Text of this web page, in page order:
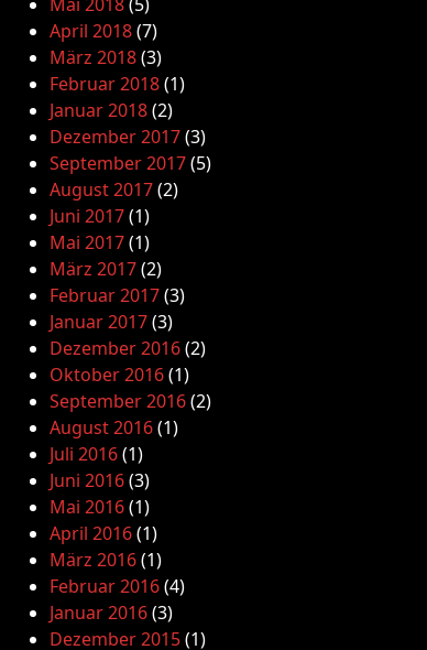
April 2018(7)
März 2018(3)
Februar 2018(1)
Januar 2018(2)
Dezember 2017(3)
September 2017(5)
August 2017(2)
Juni 2017(1)
Mai 2017(1)
März 2017(2)
Februar 2017(3)
Januar 2017(3)
Dezember 2016(2)
Oktober 2016(1)
September 2016(2)
August 2016(1)
Juli 2016(1)
Juni 2016(3)
Mai 2016(1)
April 2016(1)
März 2016(1)
Februar 2016(4)
Januar 2016(3)
Dezember 2015(1)